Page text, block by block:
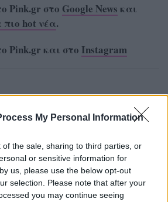
My Personal Information
of the sale, sharing to third parties, or
or sensitive information for
us, please use the below opt-out
selection. Please note that after your
you may continue seeing
Pink.gr στο Google News και
πιο hot νέα.
Pink.gr και στο Instagram